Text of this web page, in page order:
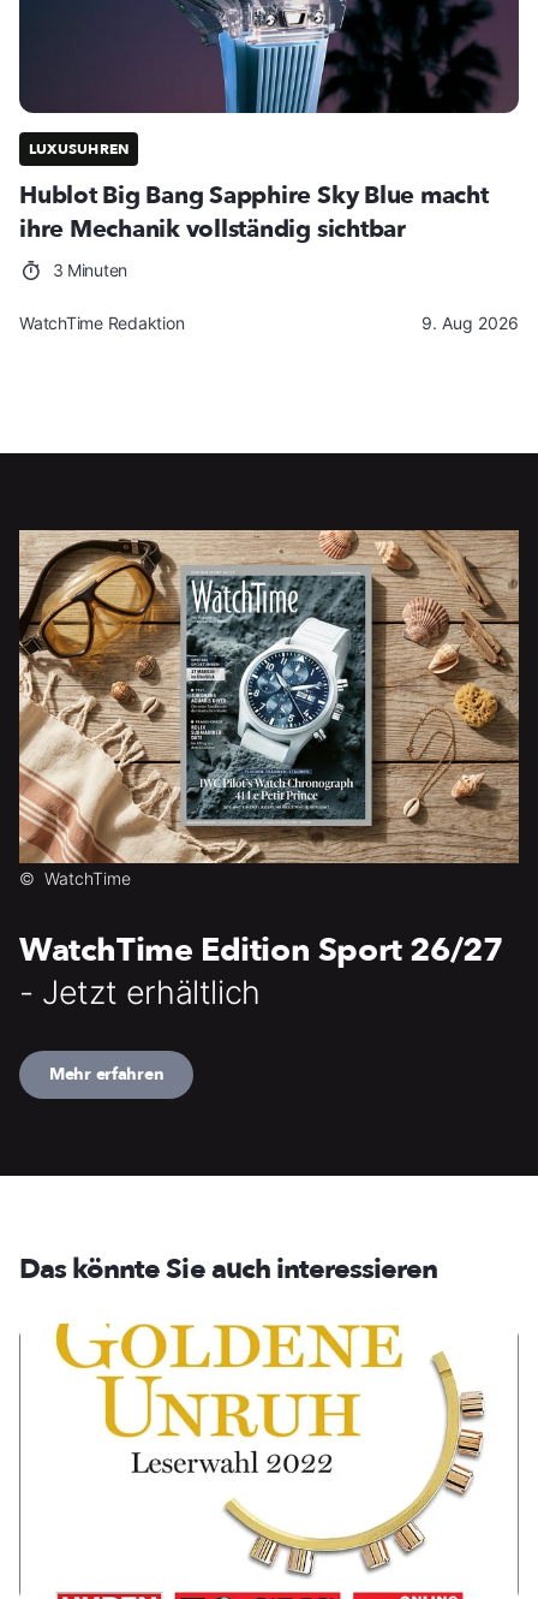
LUXUSUHREN
Hublot Big Bang Sapphire Sky Blue macht
ihre Mechanik vollständig sichtbar
3 Minuten
WatchTime Redaktion 9. Aug 2026
© WatchTime
WatchTime Edition Sport 26/27
- Jetzt erhältlich
Mehr erfahren
Das könnte Sie auch interessieren